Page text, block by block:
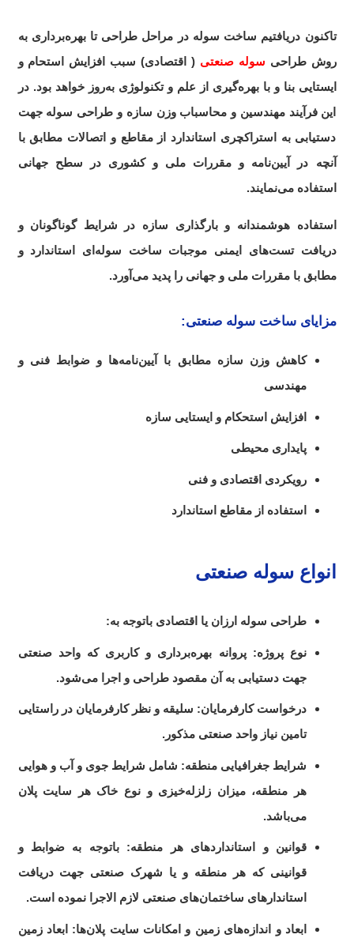
تاکنون دریافتیم ساخت سوله در مراحل طراحی تا بهره‌برداری به
روش طراحی سوله صنعتی ( اقتصادی) سبب افزایش استحام و
ایستایی بنا و با بهره‌گیری از علم و تکنولوژی به‌روز خواهد بود. در
این فرآیند مهندسین و محاسباب وزن سازه و طراحی سوله جهت
دستیابی به استراکچری استاندارد از مقاطع و اتصالات مطابق با
آنچه در آیین‌نامه و مقررات ملی و کشوری در سطح جهانی
استفاده می‌نمایند.
استفاده هوشمندانه و بارگذاری سازه در شرایط گوناگونان و
دریافت تست‌های ایمنی موجبات ساخت سوله‌ای استاندارد و
مطابق با مقررات ملی و جهانی را پدید می‌‌‌‌‌‌آورد.
مزایای ساخت سوله صنعتی:
کاهش وزن سازه مطابق با آیین‌نامه‌ها و ضوابط فنی و
مهندسی
افزایش استحکام و ایستایی سازه
پایداری محیطی
رویکردی اقتصادی و فنی
استفاده از مقاطع استاندارد
انواع سوله صنعتی
طراحی سوله ارزان یا اقتصادی باتوجه به:
نوع پروژه: پروانه بهره‌برداری و کاربری که واحد صنعتی
جهت دستیابی به آن مقصود طراحی و اجرا می‌شود.
درخواست کارفرمایان: سلیقه و نظر کارفرمایان در راستایی
تامین نیاز واحد صنعتی مذکور.
شرایط جغرافیایی منطقه: شامل شرایط جوی و آب و هوایی
هر منطقه، میزان زلزله‌خیزی و نوع خاک هر سایت پلان
می‌باشد.
قوانین و استانداردهای هر منطقه: باتوجه به ضوابط و
قوانینی که هر منطقه و یا شهرک صنعتی جهت دریافت
استاندارهای ساختمان‌های صنعتی لازم الاجرا نموده است.
ابعاد و اندازه‌های زمین و امکانات سایت پلان‌ها: ابعاد زمین